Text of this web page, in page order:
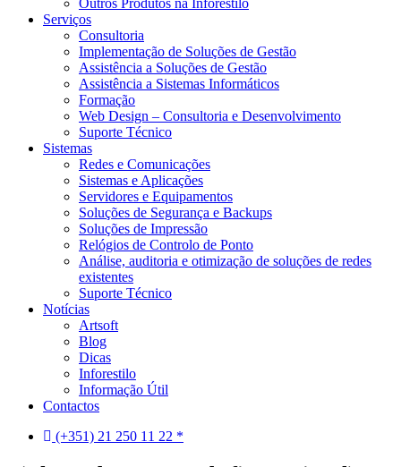
Serviços
Consultoria
Implementação de Soluções de Gestão
Assistência a Soluções de Gestão
Assistência a Sistemas Informáticos
Formação
Web Design – Consultoria e Desenvolvimento
Suporte Técnico
Sistemas
Redes e Comunicações
Sistemas e Aplicações
Servidores e Equipamentos
Soluções de Segurança e Backups
Soluções de Impressão
Relógios de Controlo de Ponto
Análise, auditoria e otimização de soluções de redes
existentes
Suporte Técnico
Notícias
Artsoft
Blog
Dicas
Inforestilo
Informação Útil
Contactos
(+351) 21 250 11 22 *